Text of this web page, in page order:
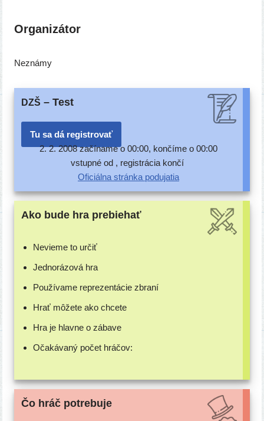
Organizátor
Neznámy
DZŠ – Test
Tu sa dá registrovať
2. 2. 2008 začí­na­me o 00:00, kon­čí­me o 00:00
vstup­né od , regis­trá­cia končí
Oficiálna strán­ka podujatia
Ako bude hra prebiehať
Nevieme to určiť
Jednorázová hra
Používame repre­zen­tá­cie zbraní
Hrať môže­te ako chcete
Hra je hlav­ne o zábave
Očakávaný počet hráčov:
Čo hráč potrebuje